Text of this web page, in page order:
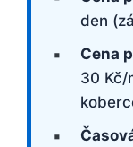
den
Cena
30 Kč/